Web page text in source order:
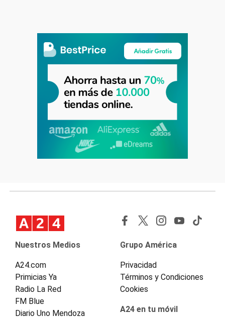
Nuestros Medios
A24.com
Primicias Ya
Radio La Red
FM Blue
Diario Uno Mendoza
Grupo América
Privacidad
Términos y Condiciones
Cookies
A24 en tu móvil